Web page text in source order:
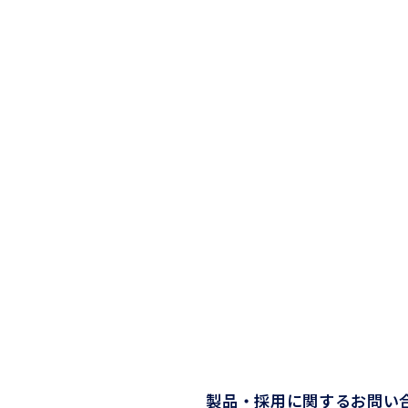
製品・採用に関するお問い